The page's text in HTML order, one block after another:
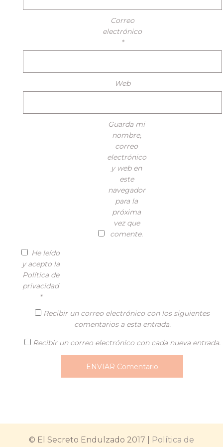
Correo
electrónico
*
Web
Guarda mi
nombre,
correo
electrónico
y web en
este
navegador
para la
próxima
vez que
comente.
He leído
y acepto la
Política de
privacidad
*
Recibir un correo electrónico con los siguientes
comentarios a esta entrada.
Recibir un correo electrónico con cada nueva entrada.
© El Secreto Endulzado 2017 | Política de